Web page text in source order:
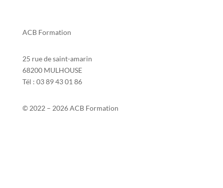
ACB Formation
25 rue de saint-amarin
68200 MULHOUSE
Tél : 03 89 43 01 86
© 2022 – 2026 ACB Formation